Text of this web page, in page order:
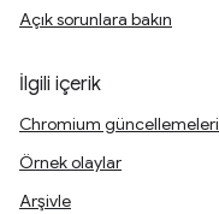
Açık sorunlara bakın
İlgili içerik
Chromium güncellemeleri
Örnek olaylar
Arşivle